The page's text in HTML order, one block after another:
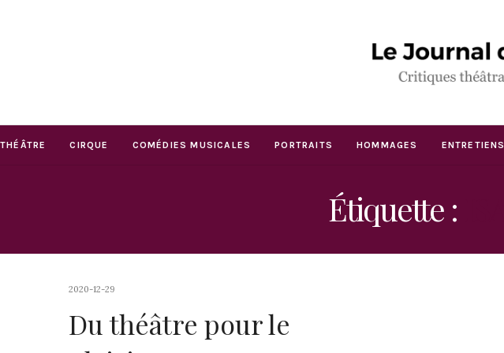
THÉÂTRE CIRQUE COMÉDIES MUSICALES PORTRAITS HOMMAGES ENTRETIENS
Étiquette :
2020-12-29
Du théâtre pour le